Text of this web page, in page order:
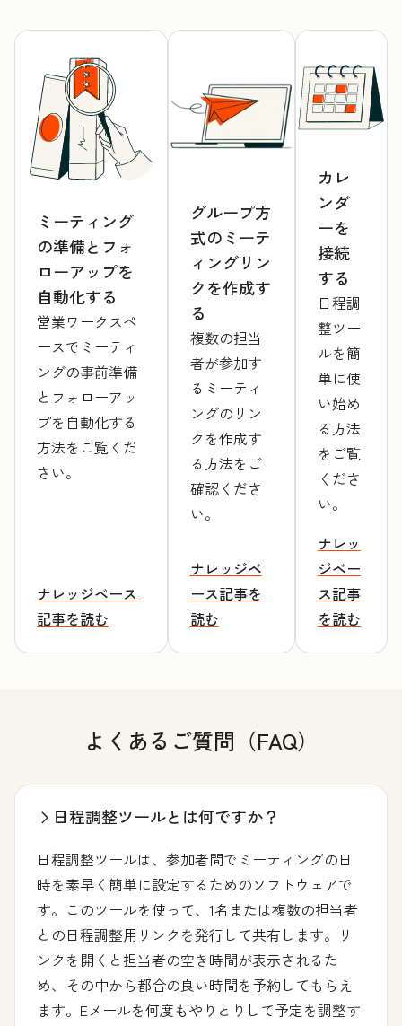
ミーティング
の準備とフォ
ローアップを
自動化する
営業ワークスペ
ースでミーティ
ングの事前準備
とフォローアッ
プを自動化する
方法をご覧くだ
さい。
ナレッジベース
記事を読む
グループ方
式のミーテ
ィングリン
クを作成す
る
複数の担当
者が参加す
るミーティ
ングのリン
クを作成す
る方法をご
確認くださ
い。
ナレッジベ
ース記事を
読む
カレ
ンダ
ーを
接続
する
日程調
整ツー
ルを簡
単に使
い始め
る方法
をご覧
くださ
い。
ナレッ
ジベー
ス記事
を読む
よくあるご質問（FAQ）
日程調整ツールとは何ですか？
日程調整ツールは、参加者間でミーティングの日
時を素早く簡単に設定するためのソフトウェアで
す。このツールを使って、1名または複数の担当者
との日程調整用リンクを発行して共有します。リ
ンクを開くと担当者の空き時間が表示されるた
め、その中から都合の良い時間を予約してもらえ
ます。Eメールを何度もやりとりして予定を調整す